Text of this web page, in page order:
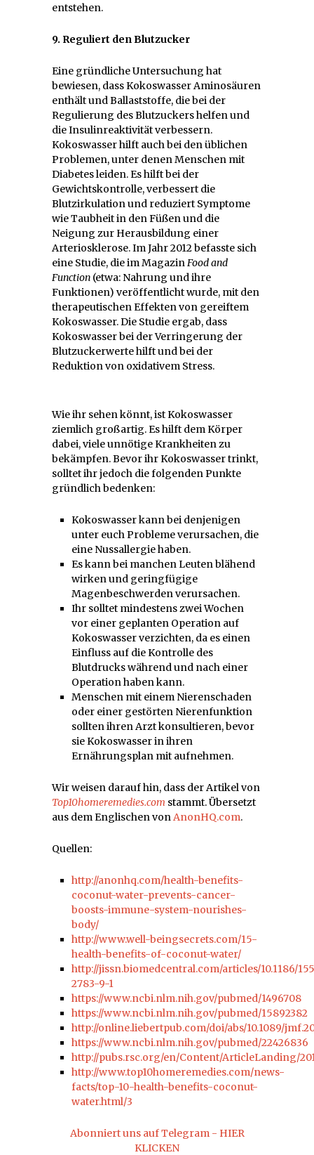
entstehen.
9. Reguliert den Blutzucker
Eine gründliche Untersuchung hat
bewiesen, dass Kokoswasser Aminosäuren
enthält und Ballaststoffe, die bei der
Regulierung des Blutzuckers helfen und
die Insulinreaktivität verbessern.
Kokoswasser hilft auch bei den üblichen
Problemen, unter denen Menschen mit
Diabetes leiden. Es hilft bei der
Gewichtskontrolle, verbessert die
Blutzirkulation und reduziert Symptome
wie Taubheit in den Füßen und die
Neigung zur Herausbildung einer
Arteriosklerose. Im Jahr 2012 befasste sich
eine Studie, die im MagazinFood and
Function (etwa: Nahrung und ihre
Funktionen) veröffentlicht wurde, mit den
therapeutischen Effekten von gereiftem
Kokoswasser. Die Studie ergab, dass
Kokoswasser bei der Verringerung der
Blutzuckerwerte hilft und bei der
Reduktion von oxidativem Stress.
Wie ihr sehen könnt, ist Kokoswasser
ziemlich großartig. Es hilft dem Körper
dabei, viele unnötige Krankheiten zu
bekämpfen. Bevor ihr Kokoswasser trinkt,
solltet ihr jedoch die folgenden Punkte
gründlich bedenken:
Kokoswasser kann bei denjenigen
unter euch Probleme verursachen, die
eine Nussallergie haben.
Es kann bei manchen Leuten blähend
wirken und geringfügige
Magenbeschwerden verursachen.
Ihr solltet mindestens zwei Wochen
vor einer geplanten Operation auf
Kokoswasser verzichten, da es einen
Einfluss auf die Kontrolle des
Blutdrucks während und nach einer
Operation haben kann.
Menschen mit einem Nierenschaden
oder einer gestörten Nierenfunktion
sollten ihren Arzt konsultieren, bevor
sie Kokoswasser in ihren
Ernährungsplan mit aufnehmen.
Wir weisen darauf hin, dass der Artikel von
Top10homeremedies.com stammt. Übersetzt
aus dem Englischen vonAnonHQ.com.
Quellen:
http://anonhq.com/health-benefits-
coconut-water-prevents-cancer-
boosts-immune-system-nourishes-
body/
http://www.well-beingsecrets.com/15-
health-benefits-of-coconut-water/
http://jissn.biomedcentral.com/articles/10.1186/
2783-9-1
https://www.ncbi.nlm.nih.gov/pubmed/1496708
https://www.ncbi.nlm.nih.gov/pubmed/15892382
http://online.liebertpub.com/doi/abs/10.1089/
https://www.ncbi.nlm.nih.gov/pubmed/22426836
http://pubs.rsc.org/en/Content/ArticleLanding/
http://www.top10homeremedies.com/news-
facts/top-10-health-benefits-coconut-
water.html/3
Abonniert uns auf Telegram - HIER
KLICKEN